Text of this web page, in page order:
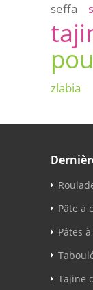
seffa
zlabia
Pâte à
Pâtes
Tajine